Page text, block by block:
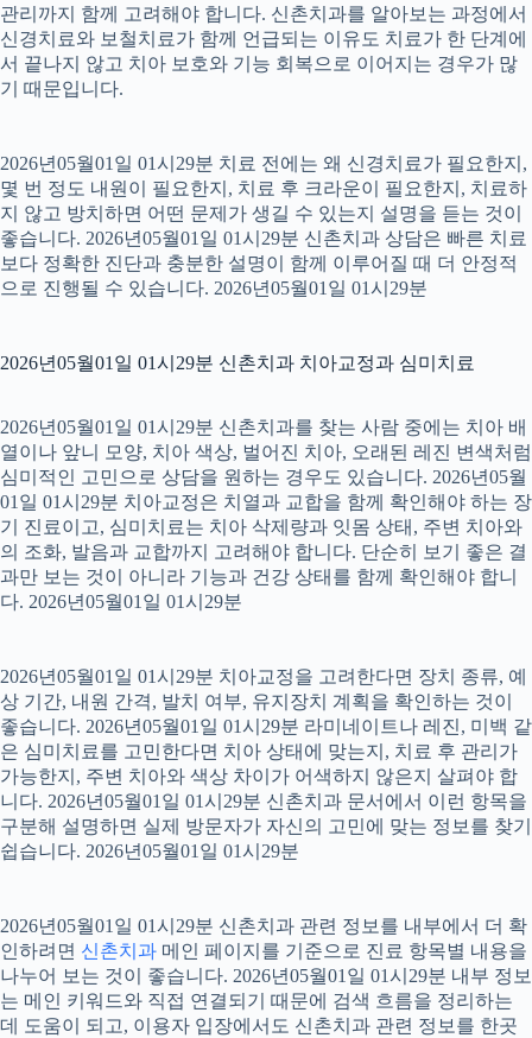
관리까지 함께 고려해야 합니다. 신촌치과를 알아보는 과정에서
신경치료와 보철치료가 함께 언급되는 이유도 치료가 한 단계에
서 끝나지 않고 치아 보호와 기능 회복으로 이어지는 경우가 많
기 때문입니다.
2026년05월01일 01시29분 치료 전에는 왜 신경치료가 필요한지,
몇 번 정도 내원이 필요한지, 치료 후 크라운이 필요한지, 치료하
지 않고 방치하면 어떤 문제가 생길 수 있는지 설명을 듣는 것이
좋습니다. 2026년05월01일 01시29분 신촌치과 상담은 빠른 치료
보다 정확한 진단과 충분한 설명이 함께 이루어질 때 더 안정적
으로 진행될 수 있습니다. 2026년05월01일 01시29분
2026년05월01일 01시29분 신촌치과 치아교정과 심미치료
2026년05월01일 01시29분 신촌치과를 찾는 사람 중에는 치아 배
열이나 앞니 모양, 치아 색상, 벌어진 치아, 오래된 레진 변색처럼
심미적인 고민으로 상담을 원하는 경우도 있습니다. 2026년05월
01일 01시29분 치아교정은 치열과 교합을 함께 확인해야 하는 장
기 진료이고, 심미치료는 치아 삭제량과 잇몸 상태, 주변 치아와
의 조화, 발음과 교합까지 고려해야 합니다. 단순히 보기 좋은 결
과만 보는 것이 아니라 기능과 건강 상태를 함께 확인해야 합니
다. 2026년05월01일 01시29분
2026년05월01일 01시29분 치아교정을 고려한다면 장치 종류, 예
상 기간, 내원 간격, 발치 여부, 유지장치 계획을 확인하는 것이
좋습니다. 2026년05월01일 01시29분 라미네이트나 레진, 미백 같
은 심미치료를 고민한다면 치아 상태에 맞는지, 치료 후 관리가
가능한지, 주변 치아와 색상 차이가 어색하지 않은지 살펴야 합
니다. 2026년05월01일 01시29분 신촌치과 문서에서 이런 항목을
구분해 설명하면 실제 방문자가 자신의 고민에 맞는 정보를 찾기
쉽습니다. 2026년05월01일 01시29분
2026년05월01일 01시29분 신촌치과 관련 정보를 내부에서 더 확
인하려면 신촌치과 메인 페이지를 기준으로 진료 항목별 내용을
나누어 보는 것이 좋습니다. 2026년05월01일 01시29분 내부 정보
는 메인 키워드와 직접 연결되기 때문에 검색 흐름을 정리하는
데 도움이 되고, 이용자 입장에서도 신촌치과 관련 정보를 한곳